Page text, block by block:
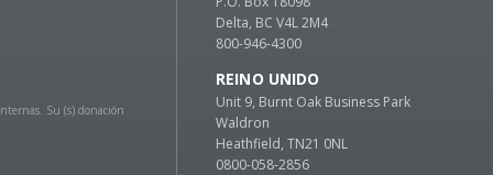
Su (s) donación
Delta, BC V4L 2M4
800-946-4300
REINO UNIDO
Unit 9, Burnt Oak Business Park
Waldron
Heathfield, TN21 0NL
0800-058-2856